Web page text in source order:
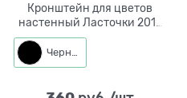
Кронштейн для цветов
настенный Ласточки 201-
048 металлический
Черный